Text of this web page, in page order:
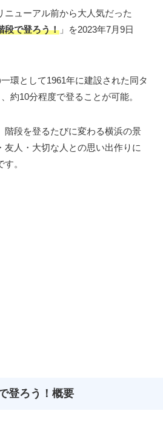
ニューアル前から大人気だった
段で登ろう！ 」を2023年7月9日
環として1961年に建設された同タ
約10分程度で登ることが可能。
階段を登るたびに変わる横浜の景
友人・大切な人との思い出作りに
。
登ろう！概要